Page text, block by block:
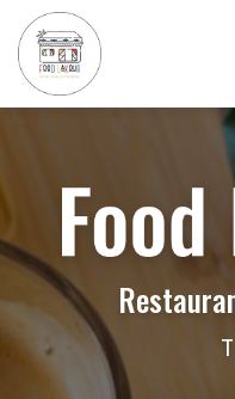
au
contenu
principal